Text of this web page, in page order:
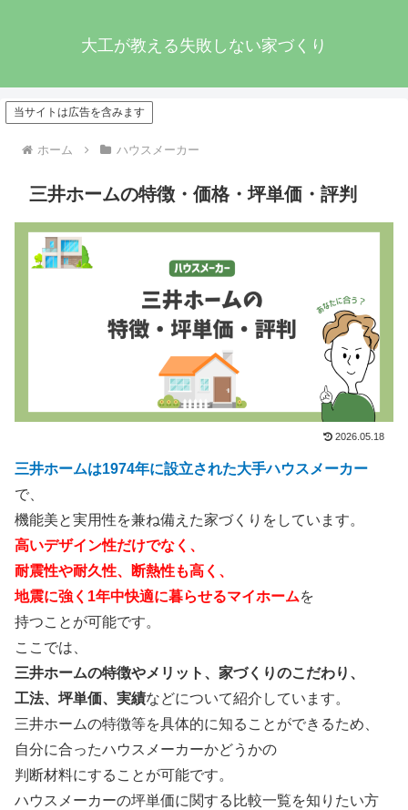
大工が教える失敗しない家づくり
当サイトは広告を含みます
ホーム ハウスメーカー
三井ホームの特徴・価格・坪単価・評判
2026.05.18
三井ホームは1974年に設立された大手ハウスメーカー
で、
機能美と実用性を兼ね備えた家づくりをしています。
高いデザイン性だけでなく、
耐震性や耐久性、断熱性も高く、
地震に強く1年中快適に暮らせるマイホームを
持つことが可能です。
ここでは、
三井ホームの特徴やメリット、家づくりのこだわり、
工法、坪単価、実績などについて紹介しています。
三井ホームの特徴等を具体的に知ることができるため、
自分に合ったハウスメーカーかどうかの
判断材料にすることが可能です。
ハウスメーカーの坪単価に関する比較一覧を知りたい方